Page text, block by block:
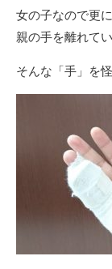
女の子なので更
親の手を離れて
そんな「手」を